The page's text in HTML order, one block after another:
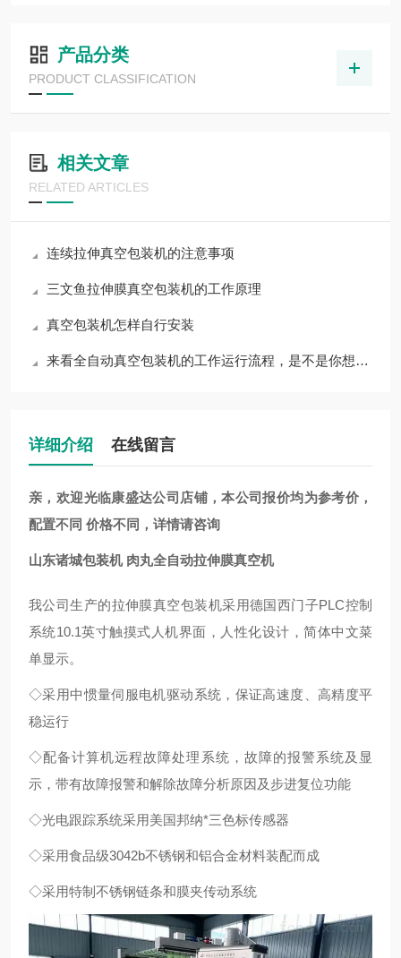
产品分类
PRODUCT CLASSIFICATION
相关文章
RELATED ARTICLES
连续拉伸真空包装机的注意事项
三文鱼拉伸膜真空包装机的工作原理
真空包装机怎样自行安装
来看全自动真空包装机的工作运行流程，是不是你想的那样
详细介绍 在线留言
亲，欢迎光临康盛达公司店铺，本公司报价均为参考价，
配置不同 价格不同，详情请咨询
山东诸城包装机 肉丸全自动拉伸膜真空机
我公司生产的拉伸膜真空包装机采用德国西门子PLC控制
系统10.1英寸触摸式人机界面，人性化设计，简体中文菜
单显示。
◇采用中惯量伺服电机驱动系统，保证高速度、高精度平
稳运行
◇配备计算机远程故障处理系统，故障的报警系统及显
示，带有故障报警和解除故障分析原因及步进复位功能
◇光电跟踪系统采用美国邦纳*三色标传感器
◇采用食品级3042b不锈钢和铝合金材料装配而成
◇采用特制不锈钢链条和膜夹传动系统